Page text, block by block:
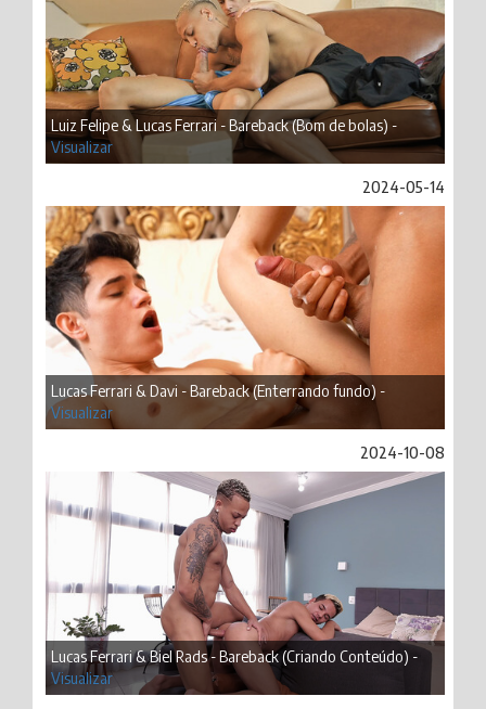
Luiz Felipe & Lucas Ferrari - Bareback (Bom de bolas) -
Visualizar
2024-05-14
Lucas Ferrari & Davi - Bareback (Enterrando fundo) -
Visualizar
2024-10-08
Lucas Ferrari & Biel Rads - Bareback (Criando Conteúdo) -
Visualizar